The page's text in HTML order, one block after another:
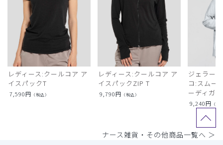
レディース:クールコア ア
イスパックT
7,590円 （税込）
レディース:クールコア ア
イスパックZIP T
9,790円 （税込）
ジェラー
コ:スムー
ーディガン
9,240円 （税
ナース雑貨・その他商品一覧へ ＞